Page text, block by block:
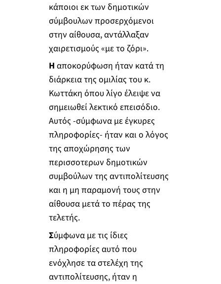
κάποιοι εκ των δημοτικών
σύμβουλων προσερχόμενοι
στην αίθουσα, αντάλλαξαν
χαιρετισμούς «με το ζόρι».
Η αποκορύφωση ήταν κατά τη
διάρκεια της ομιλίας του κ.
Κωττάκη όπου λίγο έλειψε να
σημειωθεί λεκτικό επεισόδιο.
Αυτός -σύμφωνα με έγκυρες
πληροφορίες- ήταν και ο λόγος
της αποχώρησης των
περισσοτερων δημοτικών
συμβούλων της αντιπολίτευσης
και η μη παραμονή τους στην
αίθουσα μετά το πέρας της
τελετής.
Σύμφωνα με τις ίδιες
πληροφορίες αυτό που
ενόχλησε τα στελέχη της
αντιπολίτευσης, ήταν η